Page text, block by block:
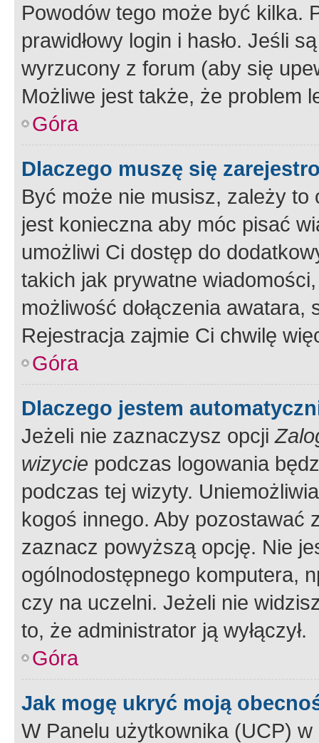
Powodów tego może być kilka.
prawidłowy login i hasło. Jeśli
wyrzucony z forum (aby się
Możliwe jest także, że problem
Góra
Dlaczego muszę się
Być może nie musisz, zależy
jest konieczna aby móc pisać
umożliwi Ci dostęp do
takich jak prywatne
możliwość dołączenia
Rejestracja zajmie Ci chwilę
Góra
Dlaczego jestem
Jeżeli nie zaznaczysz opcji
wizycie podczas logowania
podczas tej wizyty.
kogoś innego. Aby pozostawać
zaznacz powyższą opcję. Nie
ogólnodostępnego komputera,
czy na uczelni. Jeżeli nie
to, że administrator ją wyłączył.
Góra
Jak mogę ukryć moją
W Panelu użytkownika (UCP) w